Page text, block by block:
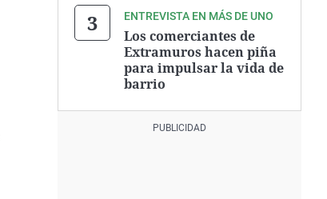
ENTREVISTA EN MÁS DE UNO
Los comerciantes de
Extramuros hacen piña
para impulsar la vida de
barrio